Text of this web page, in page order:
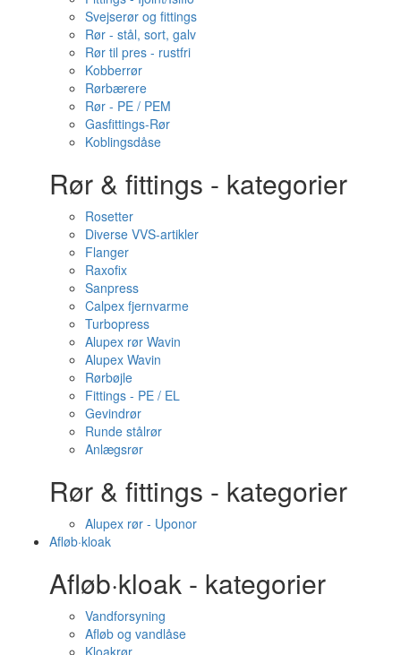
Svejserør og fittings
Rør - stål, sort, galv
Rør til pres - rustfri
Kobberrør
Rørbærere
Rør - PE / PEM
Gasfittings-Rør
Koblingsdåse
Rør & fittings - kategorier
Rosetter
Diverse VVS-artikler
Flanger
Raxofix
Sanpress
Calpex fjernvarme
Turbopress
Alupex rør Wavin
Alupex Wavin
Rørbøjle
Fittings - PE / EL
Gevindrør
Runde stålrør
Anlægsrør
Rør & fittings - kategorier
Alupex rør - Uponor
Afløb·kloak
Afløb·kloak - kategorier
Vandforsyning
Afløb og vandlåse